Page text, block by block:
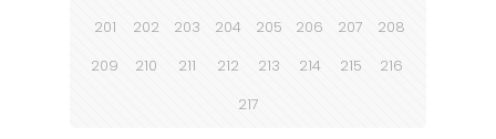
201
202 203 204 205 206 207
208
209
210 211 212 213 214 215
216
217